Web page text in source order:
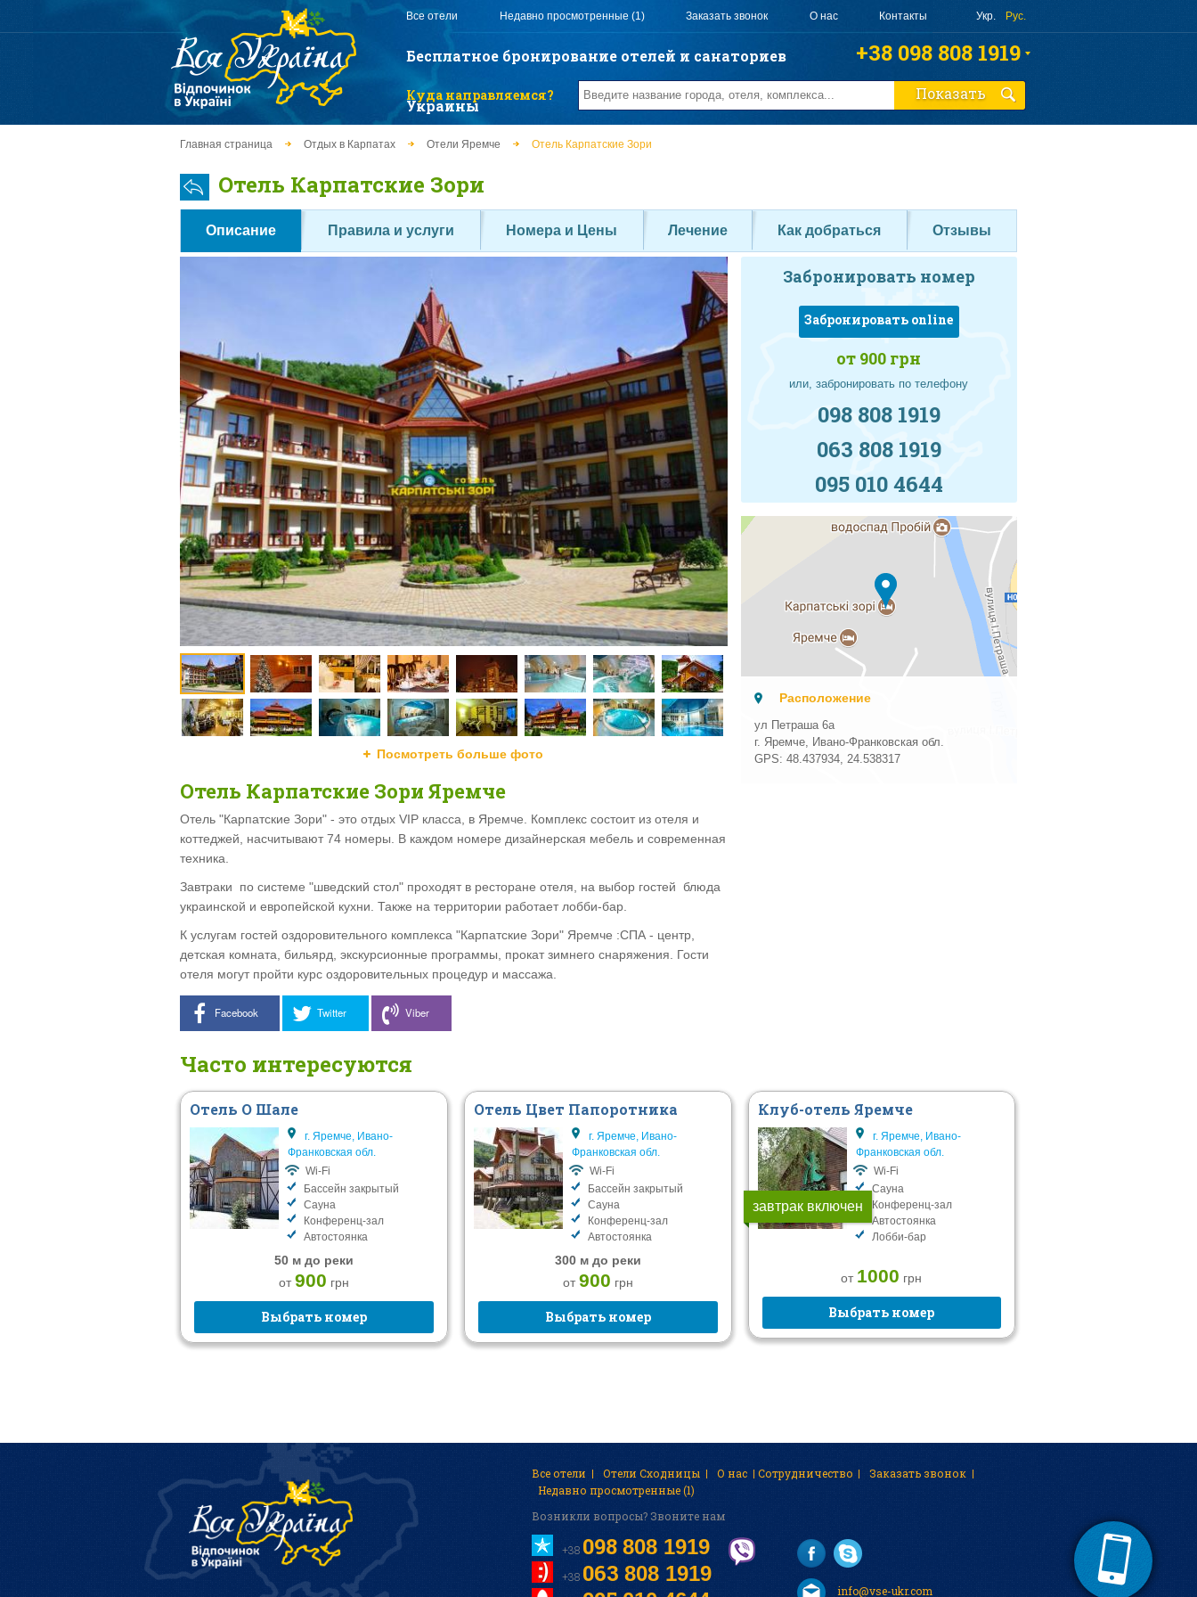
Главная страница Отдых в Карпатах Отели Яремче Отель Карпатские Зори
Отель Карпатские Зори
Описание Правила и услуги Номера и Цены Лечение Как добраться Отзывы
Посмотреть больше фото
Отель Карпатские Зори Яремче
Отель "Карпатские Зори" - это отдых VIP класса, в Яремче. Комплекс состоит из отеля и
коттеджей, насчитывают 74 номеры. В каждом номере дизайнерская мебель и современная
техника.
Завтраки по системе "шведский стол" проходят в ресторане отеля, на выбор гостей блюда
украинской и европейской кухни. Также на территории работает лобби-бар.
К услугам гостей оздоровительного комплекса "Карпатские Зори" Яремче :СПА - центр,
детская комната, бильярд, экскурсионные программы, прокат зимнего снаряжения. Гости
отеля могут пройти курс оздоровительных процедур и массажа.
Facebook Twitter Viber
Забронировать номер
Забронировать online
от 900 грн
или, забронировать по телефону
098 808 1919
063 808 1919
095 010 4644
Расположение
ул Петраша 6а
г. Яремче, Ивано-Франковская обл.
GPS:48.437934,24.538317
Часто интересуются
Отель О Шале
г. Яремче, Ивано-
Франковская обл.
Wi-Fi
Бассейн закрытый
Сауна
Конференц-зал
Автостоянка
50 м до реки
от900 грн
Выбрать номер
Отель Цвет Папоротника
г. Яремче, Ивано-
Франковская обл.
Wi-Fi
Бассейн закрытый
Сауна
Конференц-зал
Автостоянка
300 м до реки
от900 грн
Выбрать номер
завтрак включен
Клуб-отель Яремче
г. Яремче, Ивано-
Франковская обл.
Wi-Fi
Сауна
Конференц-зал
Автостоянка
Лобби-бар
от 1000 грн
Выбрать номер
Все отели Недавно просмотренные (1) Заказать звонок О нас Контакты Укр. Рус.
Бесплатное бронирование отелей и санаториев
Украины
+38 098 808 1919
+38 063 808 1919
+38 095 010 4644
Куда направляемся? Показать
Все отели Отели Сходницы О нас Cотрудничество
Заказать звонок
Недавно просмотренные (1)
Возникли вопросы? Звоните нам
+38 098 808 1919
+38 063 808 1919
info@vse-ukr.com